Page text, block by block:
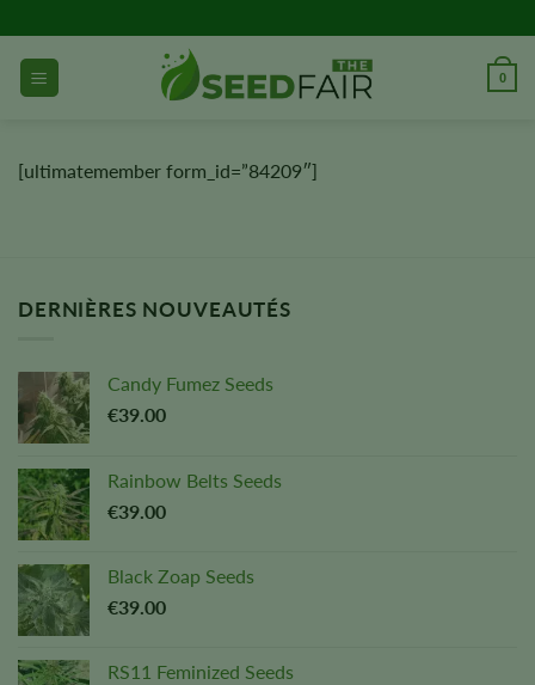
directement
contenu
0
[ultimatemember form_id=”84209″]
DERNIÈRES NOUVEAUTÉS
Candy Fumez Seeds
€39.00
Rainbow Belts Seeds
€39.00
Black Zoap Seeds
€39.00
RS11 Feminized Seeds